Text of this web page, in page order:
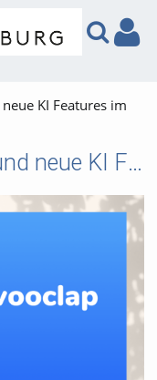
KI Features im
Wooclap - Änderungen und neue KI Features im ARS